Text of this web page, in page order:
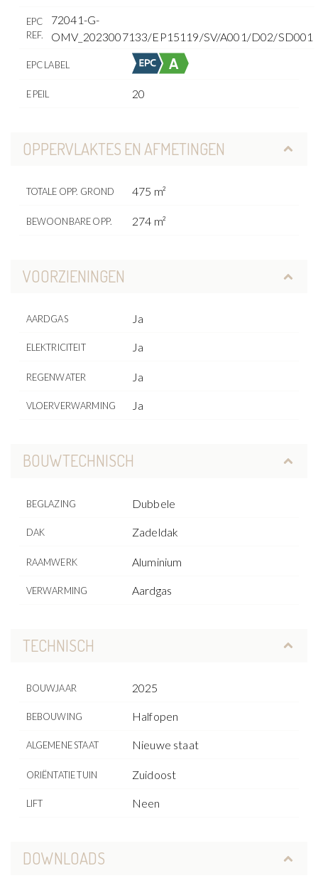
EPC
REF.
72041-G-
OMV_2023007133/EP15119/SV/A001/D02/SD001
EPC LABEL
E PEIL 20
OPPERVLAKTES EN AFMETINGEN
TOTALE OPP. GROND 475 m²
BEWOONBARE OPP. 274 m²
VOORZIENINGEN
AARDGAS Ja
ELEKTRICITEIT Ja
REGENWATER Ja
VLOERVERWARMING Ja
BOUWTECHNISCH
BEGLAZING Dubbele
DAK Zadeldak
RAAMWERK Aluminium
VERWARMING Aardgas
TECHNISCH
BOUWJAAR 2025
BEBOUWING Halfopen
ALGEMENE STAAT Nieuwe staat
ORIËNTATIE TUIN Zuidoost
LIFT Neen
DOWNLOADS